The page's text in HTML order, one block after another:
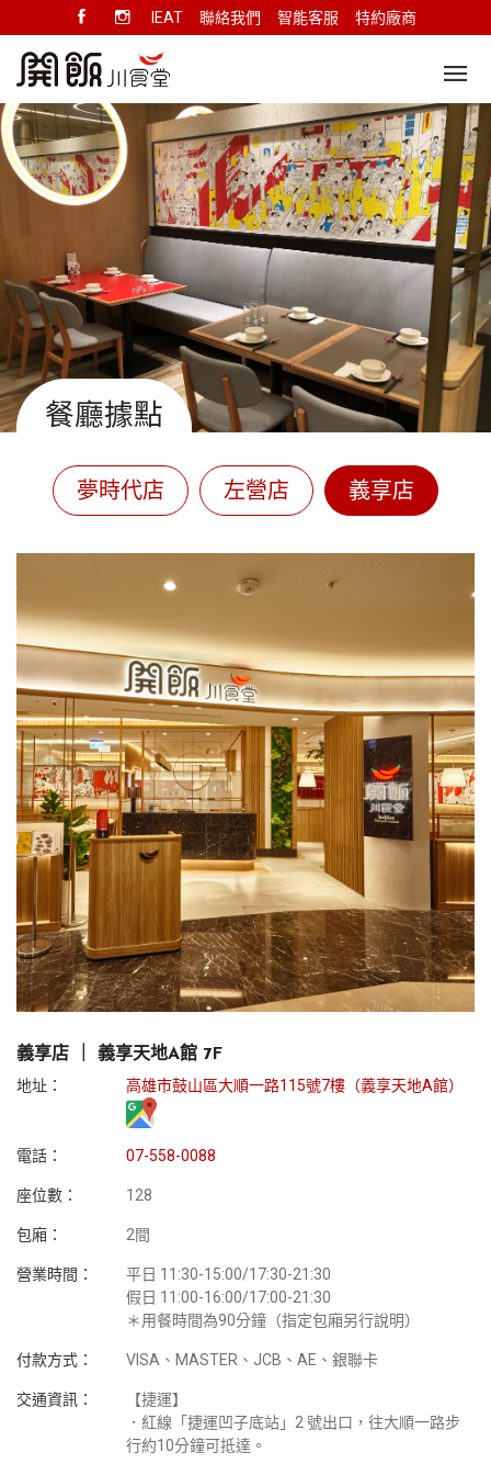
IEAT 聯絡我們 智能客服 特約廠商
餐廳據點
夢時代店 左營店 義享店
義享店 ｜ 義享天地A館 7F
地址：
高雄市鼓山區大順一路115號7樓（義享天地A館）
電話： 07-558-0088
座位數： 128
包廂： 2間
營業時間：
平日 11:30-15:00/17:30-21:30
假日 11:00-16:00/17:00-21:30
＊用餐時間為90分鐘（指定包廂另行說明）
付款方式： VISA、MASTER、JCB、AE、銀聯卡
交通資訊：
【捷運】
．紅線「捷運凹子底站」2 號出口，往大順一路步
行約10分鐘可抵達。